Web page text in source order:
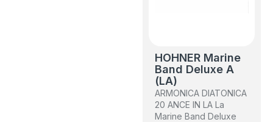
HOHNER Marine
Band Deluxe A
(LA)
ARMONICA DIATONICA
20 ANCE IN LA La
Marine Band Deluxe